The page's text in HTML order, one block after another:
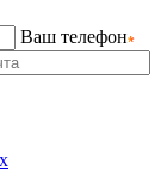
Ваш телефон